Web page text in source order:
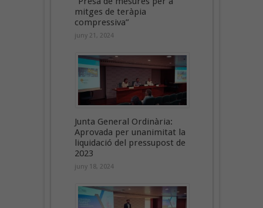
mitges de teràpia
compressiva”
juny 21, 2024
Junta General Ordinària:
Aprovada per unanimitat la
liquidació del pressupost de
2023
juny 18, 2024